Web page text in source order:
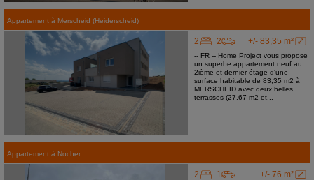
Appartement à Merscheid (Heiderscheid)
+/- 83,35 m²
2 2
-- FR -- Home Project vous propose
un superbe appartement neuf au
2ième et dernier étage d'une
surface habitable de 83,35 m2 à
MERSCHEID avec deux belles
terrasses (27.67 m2 et...
Appartement à Nocher
+/- 76 m²
2 1